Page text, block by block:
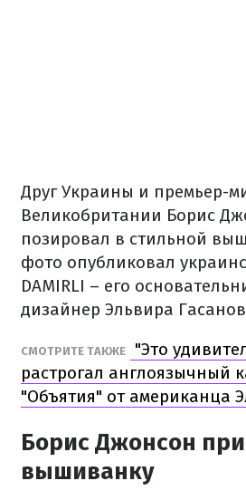
Друг Украины и премьер-
Великобритании Борис
позировал в стильной
фото опубликовал
DAMIRLI – его
дизайнер Эльвира
СМОТРИТЕ ТАКЖЕ
"Это
растрогал англоязычный
"Объятия" от американца
Борис Джонсон
вышиванку